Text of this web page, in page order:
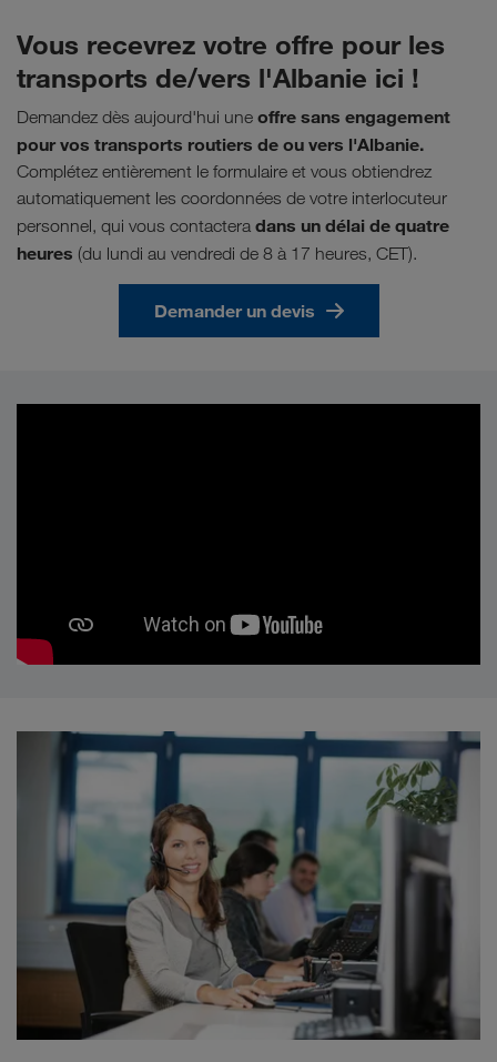
Vous recevrez votre offre pour les
transports de/vers l'Albanie ici !
Demandez dès aujourd'hui une offre sans engagement
pour vos transports routiers de ou vers l'Albanie.
Complétez entièrement le formulaire et vous obtiendrez
automatiquement les coordonnées de votre interlocuteur
personnel, qui vous contactera dans un délai de quatre
heures (du lundi au vendredi de 8 à 17 heures, CET).
Demander un devis